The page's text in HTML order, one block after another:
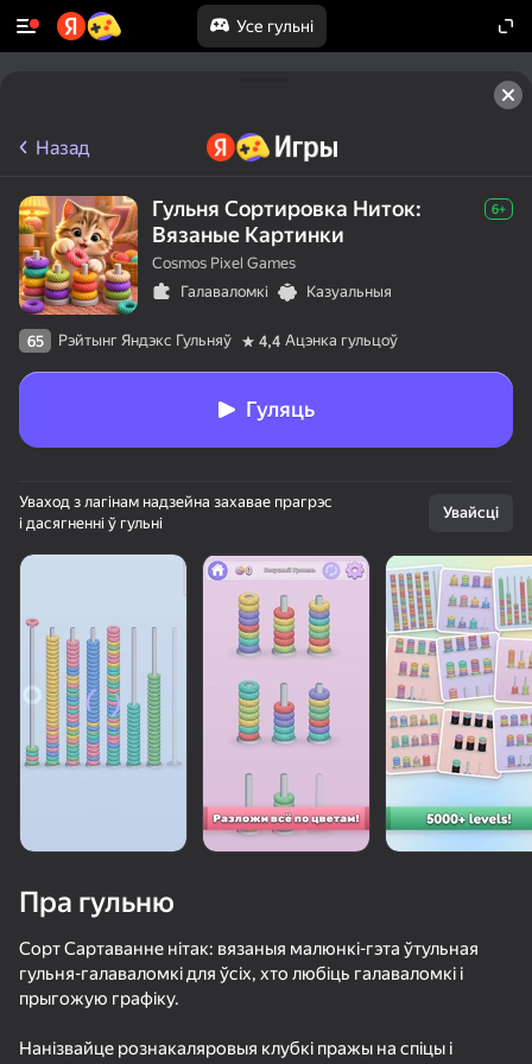
Усе гульні
Назад
Гульня Сортировка Ниток:
Вязаные Картинки
6+
Cosmos Pixel Games
Галаваломкі
Казуальныя
65 Рэйтынг Яндэкс Гульняў 4,4 Ацэнка гульцоў
Гуляць
Уваход з лагінам надзейна захавае прагрэс
і дасягненні ў гульні
Увайсці
Пра гульню
Сорт Сартаванне нітак: вязаныя малюнкі-гэта ўтульная
гульня-галаваломкі для ўсіх, хто любіць галаваломкі і
прыгожую графіку.
Нанізвайце рознакаляровыя клубкі пражы на спіцы і